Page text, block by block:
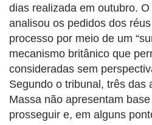
dias realizada em outubro.
analisou os pedidos dos
processo por meio de um
mecanismo britânico que
consideradas sem
Segundo o tribunal, três das
Massa não apresentam
prosseguir e, em alguns